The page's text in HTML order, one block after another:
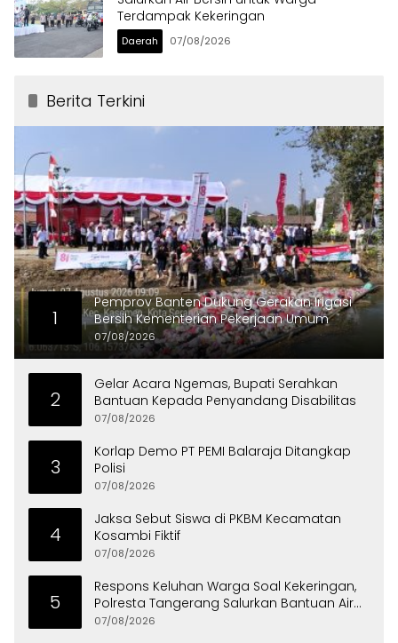
Terdampak Kekeringan
Daerah 07/08/2026
Berita Terkini
1
Pemprov Banten Dukung Gerakan Irigasi
Bersih Kementerian Pekerjaan Umum
07/08/2026
2
Gelar Acara Ngemas, Bupati Serahkan
Bantuan Kepada Penyandang Disabilitas
07/08/2026
3
Korlap Demo PT PEMI Balaraja Ditangkap
Polisi
07/08/2026
4
Jaksa Sebut Siswa di PKBM Kecamatan
Kosambi Fiktif
07/08/2026
5
Respons Keluhan Warga Soal Kekeringan,
Polresta Tangerang Salurkan Bantuan Air
Bersih ke Panongan
07/08/2026